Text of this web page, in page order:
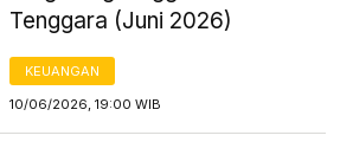
Tenggara (Juni 2026)
KEUANGAN
10/06/2026, 19:00 WIB